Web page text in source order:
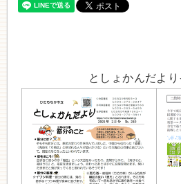
としょかんだよ